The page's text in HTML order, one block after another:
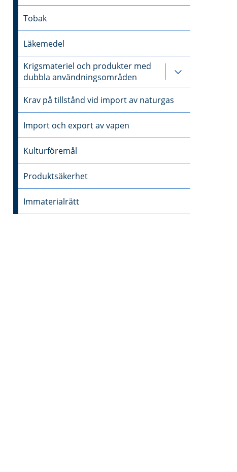
Tobak
Läkemedel
Krigsmateriel och produkter med
dubbla användningsområden
Krav på tillstånd vid import av naturgas
Import och export av vapen
Kulturföremål
Produktsäkerhet
Immaterialrätt